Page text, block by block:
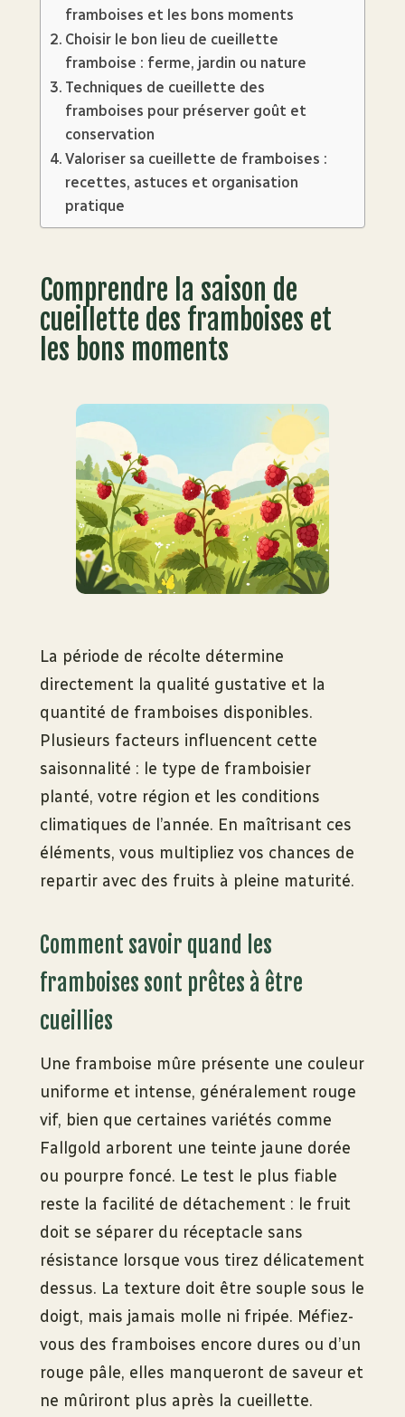
framboises et les bons moments
Choisir le bon lieu de cueillette
framboise : ferme, jardin ou nature
Techniques de cueillette des
framboises pour préserver goût et
conservation
Valoriser sa cueillette de framboises :
recettes, astuces et organisation
pratique
Comprendre la saison de
cueillette des framboises et
les bons moments
La période de récolte détermine
directement la qualité gustative et la
quantité de framboises disponibles.
Plusieurs facteurs influencent cette
saisonnalité : le type de framboisier
planté, votre région et les conditions
climatiques de l’année. En maîtrisant ces
éléments, vous multipliez vos chances de
repartir avec des fruits à pleine maturité.
Comment savoir quand les
framboises sont prêtes à être
cueillies
Une framboise mûre présente une couleur
uniforme et intense, généralement rouge
vif, bien que certaines variétés comme
Fallgold arborent une teinte jaune dorée
ou pourpre foncé. Le test le plus fiable
reste la facilité de détachement : le fruit
doit se séparer du réceptacle sans
résistance lorsque vous tirez délicatement
dessus. La texture doit être souple sous le
doigt, mais jamais molle ni fripée. Méfiez-
vous des framboises encore dures ou d’un
rouge pâle, elles manqueront de saveur et
ne mûriront plus après la cueillette.